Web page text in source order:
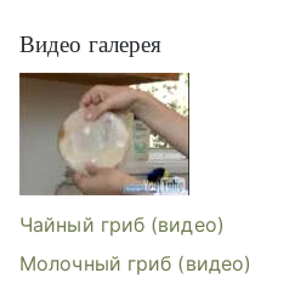
Видео галерея
Чайный гриб (видео)
Молочный гриб (видео)